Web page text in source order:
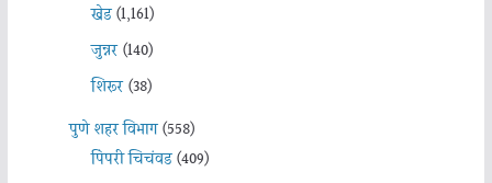
खेड(1,161)
जुन्नर(140)
शिरूर(38)
पुणे शहर विभाग(558)
पिंपरी चिचंवड(409)